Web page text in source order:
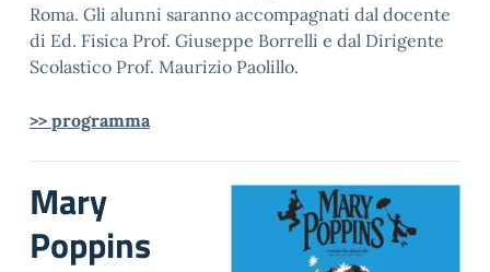
Roma. Gli alunni saranno accompagnati dal docente
di Ed. Fisica Prof. Giuseppe Borrelli e dal Dirigente
Scolastico Prof. Maurizio Paolillo.
>> programma
Mary
Poppins